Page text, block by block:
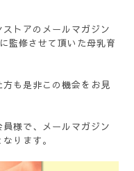
トアのメールマガジン
監修させて頂いた母乳育
も是非この機会をお見
様で、メールマガジン
ります。